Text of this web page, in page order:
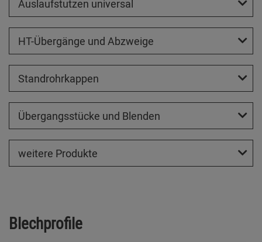
Auslaufstutzen universal
HT-Übergänge und Abzweige
Standrohrkappen
Übergangsstücke und Blenden
weitere Produkte
Blechprofile